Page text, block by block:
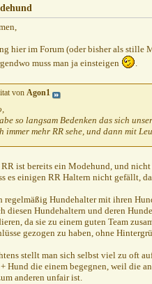
14:13
17:34
18:26
19:06
20:49
12:25
hier im Forum (oder bisher als stille
muss man ja einsteigen
.
von Agon1
so langsam Bedenken das sich
immer mehr RR sehe, und dann mit
ist bereits ein Modehund, und
es einigen RR Haltern nicht gefällt,
regelmäßig Hundehalter mit ihren
diesen Hundehaltern und deren
da sie zu einem guten Team
gezogen zu haben, ohne
stellt man sich selbst viel zu oft
Hund die einem begegnen, weil die
anderen unfair ist.